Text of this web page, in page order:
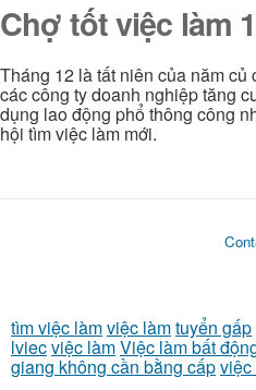
Chợ tốt việc làm
Tháng 12 là tất niên của năm
các công ty doanh nghiệp tăng
dụng lao động phổ thông công
hội tìm việc làm mới.
tìm việc làmviệc làmtuyển gấp
lviecviệc làmViệc làm bất
giang không cần bằng cấpviệc